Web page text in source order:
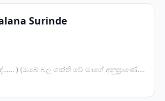
Surinde
) (ඔබේ බල ශක්ති වේ මාගේ අනුප්‍රාණේ....